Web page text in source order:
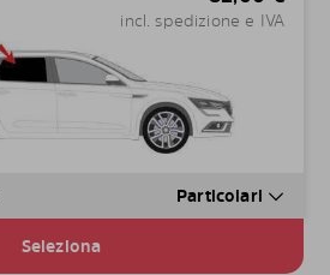
incl. spedizione e IVA
Particolari
Seleziona